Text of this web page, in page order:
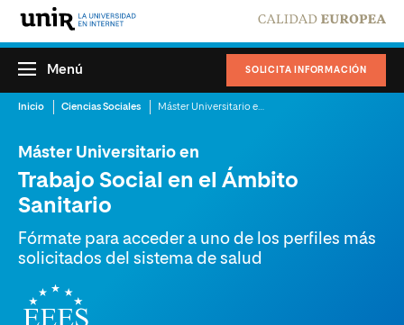
SOLICITA INFORMACIÓN
Menú
Inicio Ciencias Sociales
Máster Universitario en
Trabajo Social en el Ámbito
Sanitario
Fórmate para acceder a uno de los perfiles más
solicitados del sistema de salud